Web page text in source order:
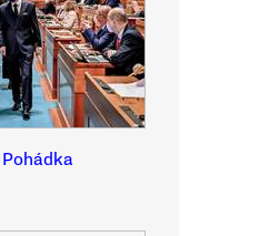
Pohádka